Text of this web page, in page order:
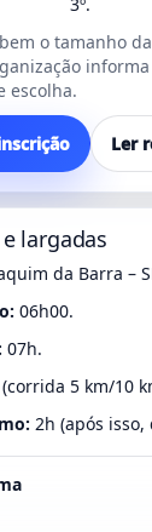
3º.
o tamanho
escolha.
Ler
largadas
da Barra –
06h00.
07h.
5 km/10
2h (após isso,